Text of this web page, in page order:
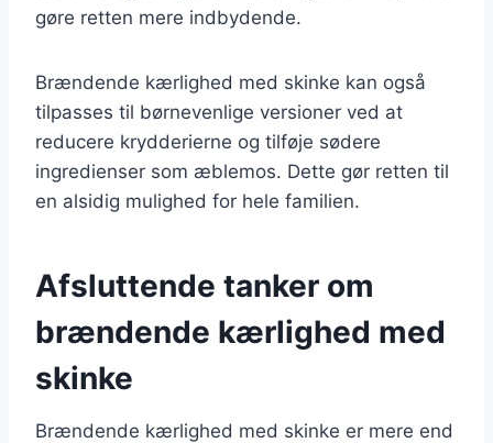
gøre retten mere indbydende.
Brændende kærlighed med skinke kan også
tilpasses til børnevenlige versioner ved at
reducere krydderierne og tilføje sødere
ingredienser som æblemos. Dette gør retten til
en alsidig mulighed for hele familien.
Afsluttende tanker om
brændende kærlighed med
skinke
Brændende kærlighed med skinke er mere end